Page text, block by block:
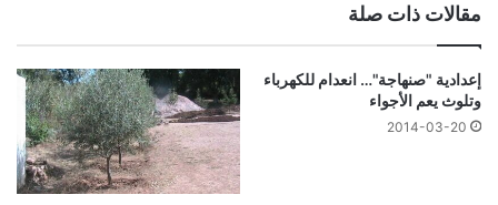
مقالات ذات صلة
إعدادية "صنهاجة"… انعدام للكهرباء
وتلوث يعم الأجواء
2014-03-20